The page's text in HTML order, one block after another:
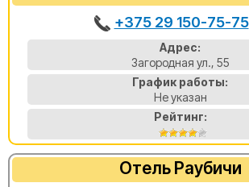
+375 29 150-75-75
Адрес:
Загородная ул., 55
График работы:
Не указан
Рейтинг:
Отель Раубичи